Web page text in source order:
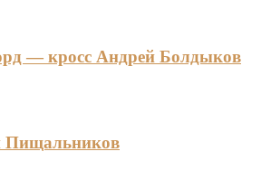
— кросс Андрей Болдыков
Пищальников